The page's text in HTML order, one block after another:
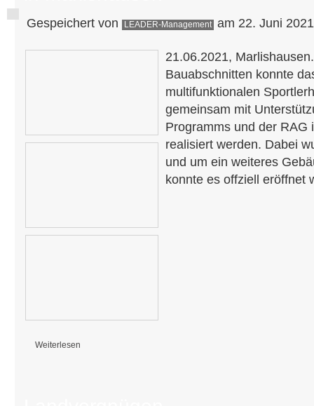
Gespeichert von LEADER-Management am 22. Juni
21.06.2021,
Bauabschnitten konnte
multifunktionalen
gemeinsam mit
Programms und der RAG
realisiert werden. Dabei
und um ein weiteres
konnte es offziell eröffnet
Weiterlesen